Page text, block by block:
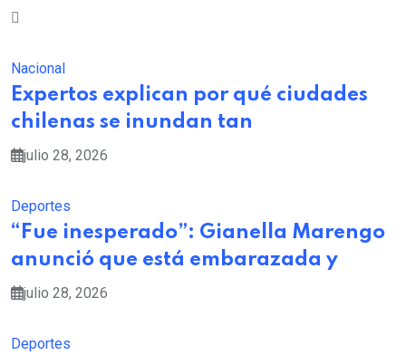
Nacional
Expertos explican por qué ciudades
chilenas se inundan tan
julio 28, 2026
Deportes
“Fue inesperado”: Gianella Marengo
anunció que está embarazada y
julio 28, 2026
Deportes